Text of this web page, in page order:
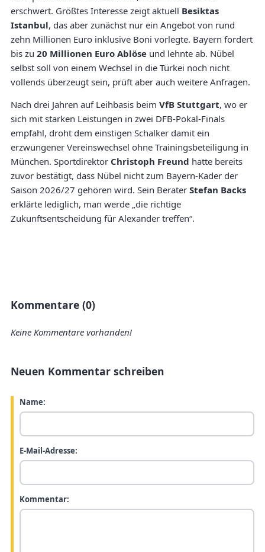
erschwert. Größtes Interesse zeigt aktuell Besiktas
Istanbul, das aber zunächst nur ein Angebot von rund
zehn Millionen Euro inklusive Boni vorlegte. Bayern fordert
bis zu 20 Millionen Euro Ablöse und lehnte ab. Nübel
selbst soll von einem Wechsel in die Türkei noch nicht
vollends überzeugt sein, prüft aber auch weitere Anfragen.
Nach drei Jahren auf Leihbasis beim VfB Stuttgart, wo er
sich mit starken Leistungen in zwei DFB-Pokal-Finals
empfahl, droht dem einstigen Schalker damit ein
erzwungener Vereinswechsel ohne Trainingsbeteiligung in
München. Sportdirektor Christoph Freund hatte bereits
zuvor bestätigt, dass Nübel nicht zum Bayern-Kader der
Saison 2026/27 gehören wird. Sein Berater Stefan Backs
erklärte lediglich, man werde „die richtige
Zukunftsentscheidung für Alexander treffen“.
Kommentare (0)
Keine Kommentare vorhanden!
Neuen Kommentar schreiben
Name:
E-Mail-Adresse:
Kommentar: